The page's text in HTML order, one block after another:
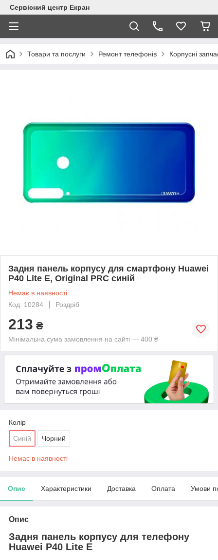
Сервісний центр Екран
Товари та послуги Ремонт телефонів Корпусні
Задня панель корпусу для смартфону Huawei
P40 Lite E, Original PRC синій
Немає в наявності
Код: 10284
Роздріб
213 ₴
Мінімальна сума замовлення на сайті — 400 ₴
Колір
Синій Чорний
Немає в наявності
Опис Характеристики Доставка Оплата Умови
Опис
Задня панель корпусу для телефону
Huawei P40 Lite E